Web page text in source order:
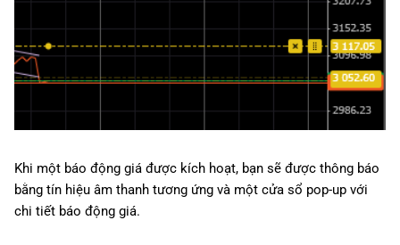
Khi một báo động giá được kích hoạt, bạn sẽ được thông báo
bằng tín hiệu âm thanh tương ứng và một cửa sổ pop-up với
chi tiết báo động giá.